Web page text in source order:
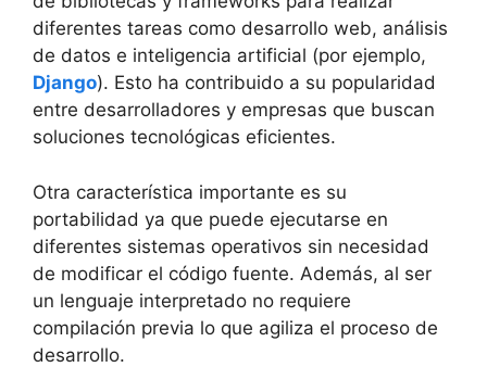
diferentes tareas como desarrollo web, análisis
de datos e inteligencia artificial (por ejemplo,
Django). Esto ha contribuido a su popularidad
entre desarrolladores y empresas que buscan
soluciones tecnológicas eficientes.
Otra característica importante es su
portabilidad ya que puede ejecutarse en
diferentes sistemas operativos sin necesidad
de modificar el código fuente. Además, al ser
un lenguaje interpretado no requiere
compilación previa lo que agiliza el proceso de
desarrollo.